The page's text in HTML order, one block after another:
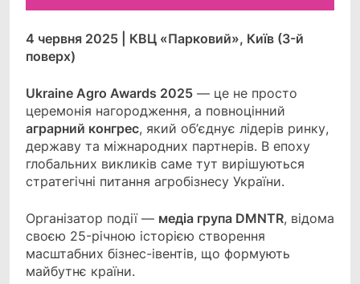
4 червня 2025 | КВЦ «Парковий», Київ (3-й
поверх)
Ukraine Agro Awards 2025 — це не просто
церемонія нагородження, а повноцінний
аграрний конгрес, який об’єднує лідерів ринку,
державу та міжнародних партнерів. В епоху
глобальних викликів саме тут вирішуються
стратегічні питання агробізнесу України.
Організатор події — медіа група DMNTR, відома
своєю 25-річною історією створення
масштабних бізнес-івентів, що формують
майбутнє країни.